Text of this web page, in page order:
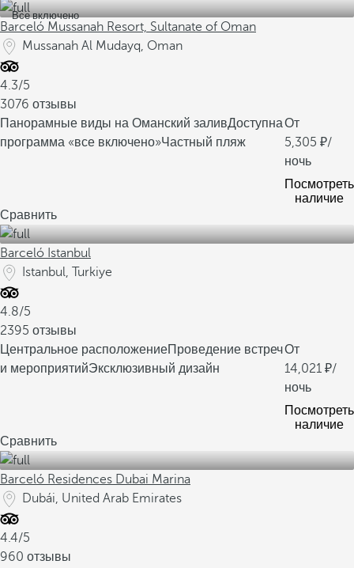
Все включено
Barceló Mussanah Resort, Sultanate of Oman
Mussanah Al Mudayq, Oman
4.3/5
3076 отзывы
Панорамные виды на Оманский заливДоступна
программа «все включено»Частный пляж
От
5,305
/
ночь
Посмотреть
наличие
Сравнить
Barceló Istanbul
Istanbul, Turkiye
4.8/5
2395 отзывы
Центральное расположениеПроведение встреч
и мероприятийЭксклюзивный дизайн
От
14,021
/
ночь
Посмотреть
наличие
Сравнить
Barceló Residences Dubai Marina
Dubái, United Arab Emirates
4.4/5
960 отзывы